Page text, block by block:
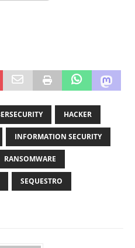
HACKER
INFORMATION SECURITY
RANSOMWARE
SEQUESTRO